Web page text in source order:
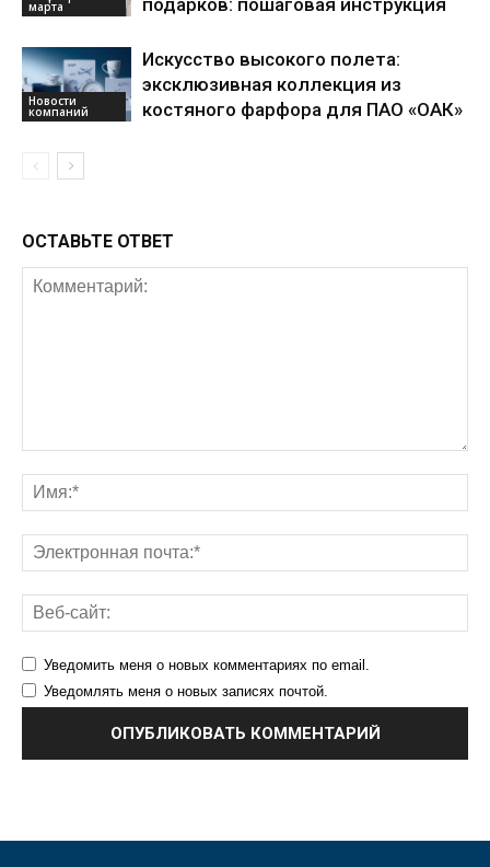
марта
Новости
компаний
Искусство высокого полета:
эксклюзивная коллекция из
костяного фарфора для ПАО «ОАК»
ОСТАВЬТЕ ОТВЕТ
Уведомить меня о новых комментариях по email.
Уведомлять меня о новых записях почтой.